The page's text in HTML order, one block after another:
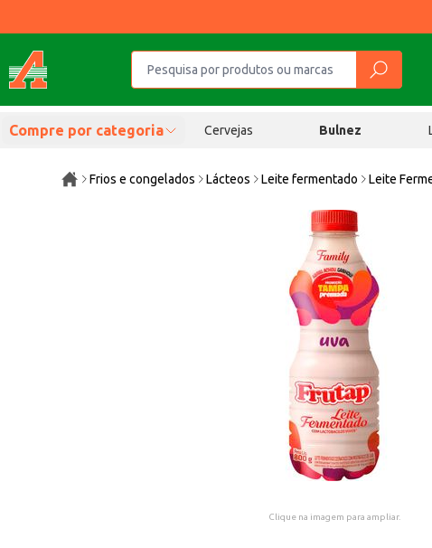
Compre por categoria Cervejas Bulnez
Frios e congelados Lácteos Leite fermentado Leite
Clique na imagem para ampliar.